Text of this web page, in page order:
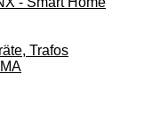
Trafos